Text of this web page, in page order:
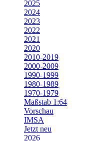
2025
2024
2023
2022
2021
2020
2010-2019
2000-2009
1990-1999
1980-1989
1970-1979
Maßstab 1:64
Vorschau
IMSA
Jetzt neu
2026